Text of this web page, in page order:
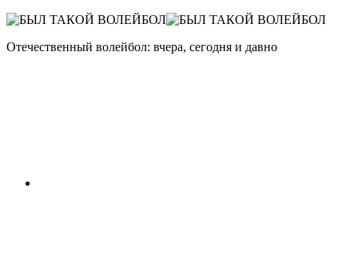
Отечественный волейбол: вчера, сегодня и давно